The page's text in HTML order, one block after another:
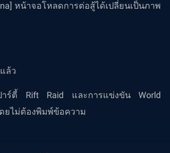
หน้าจอโหลดการต่อสู้ได้เปลี่ยนเป็นภาพ
ล้ว
าร์ตี้ Rift Raid และการแข่งขัน World
ยไม่ต้องพิมพ์ข้อความ